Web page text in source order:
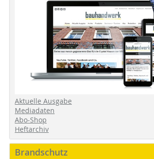
Aktuelle Ausgabe
Mediadaten
Abo-Shop
Heftarchiv
Brandschutz